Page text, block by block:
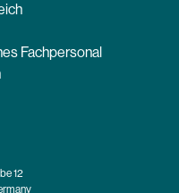
Fachpersonal
12